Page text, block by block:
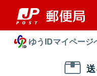
ゆうIDマイページ